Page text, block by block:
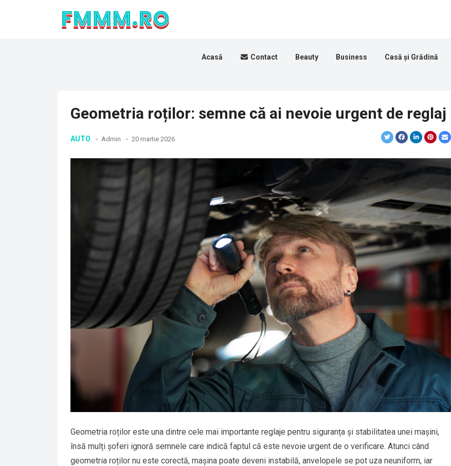
Acasă Contact Beauty Business Casă și Grădină
Geometria roților: semne că ai nevoie urgent de reglaj
AUTO Admin 20 martie 2026
Geometria roților este una dintre cele mai importante reglaje pentru siguranța și stabilitatea unei mașini,
însă mulți șoferi ignoră semnele care indică faptul că este nevoie urgent de o verificare. Atunci când
geometria roților nu este corectă, mașina poate deveni instabilă, anvelopele se pot uza neuniform, iar